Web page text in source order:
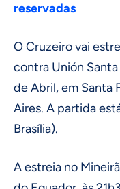
reservadas
O Cruzeiro vai
contra Unión
de Abril, em Santa
Aires. A partida
Brasília).
A estreia no